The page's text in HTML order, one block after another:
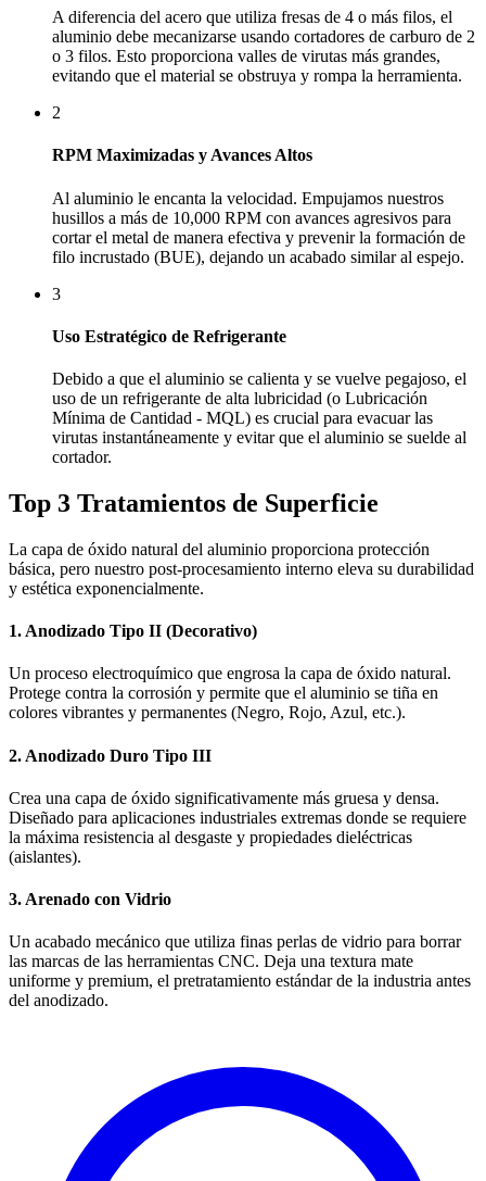
A diferencia del acero que utiliza fresas de 4 o más filos, el
aluminio debe mecanizarse usando cortadores de carburo de 2
o 3 filos. Esto proporciona valles de virutas más grandes,
evitando que el material se obstruya y rompa la herramienta.
2
RPM Maximizadas y Avances Altos
Al aluminio le encanta la velocidad. Empujamos nuestros
husillos a más de 10,000 RPM con avances agresivos para
cortar el metal de manera efectiva y prevenir la formación de
filo incrustado (BUE), dejando un acabado similar al espejo.
3
Uso Estratégico de Refrigerante
Debido a que el aluminio se calienta y se vuelve pegajoso, el
uso de un refrigerante de alta lubricidad (o Lubricación
Mínima de Cantidad - MQL) es crucial para evacuar las
virutas instantáneamente y evitar que el aluminio se suelde al
cortador.
Top 3 Tratamientos de Superficie
La capa de óxido natural del aluminio proporciona protección
básica, pero nuestro post-procesamiento interno eleva su durabilidad
y estética exponencialmente.
1. Anodizado Tipo II (Decorativo)
Un proceso electroquímico que engrosa la capa de óxido natural.
Protege contra la corrosión y permite que el aluminio se tiña en
colores vibrantes y permanentes (Negro, Rojo, Azul, etc.).
2. Anodizado Duro Tipo III
Crea una capa de óxido significativamente más gruesa y densa.
Diseñado para aplicaciones industriales extremas donde se requiere
la máxima resistencia al desgaste y propiedades dieléctricas
(aislantes).
3. Arenado con Vidrio
Un acabado mecánico que utiliza finas perlas de vidrio para borrar
las marcas de las herramientas CNC. Deja una textura mate
uniforme y premium, el pretratamiento estándar de la industria antes
del anodizado.